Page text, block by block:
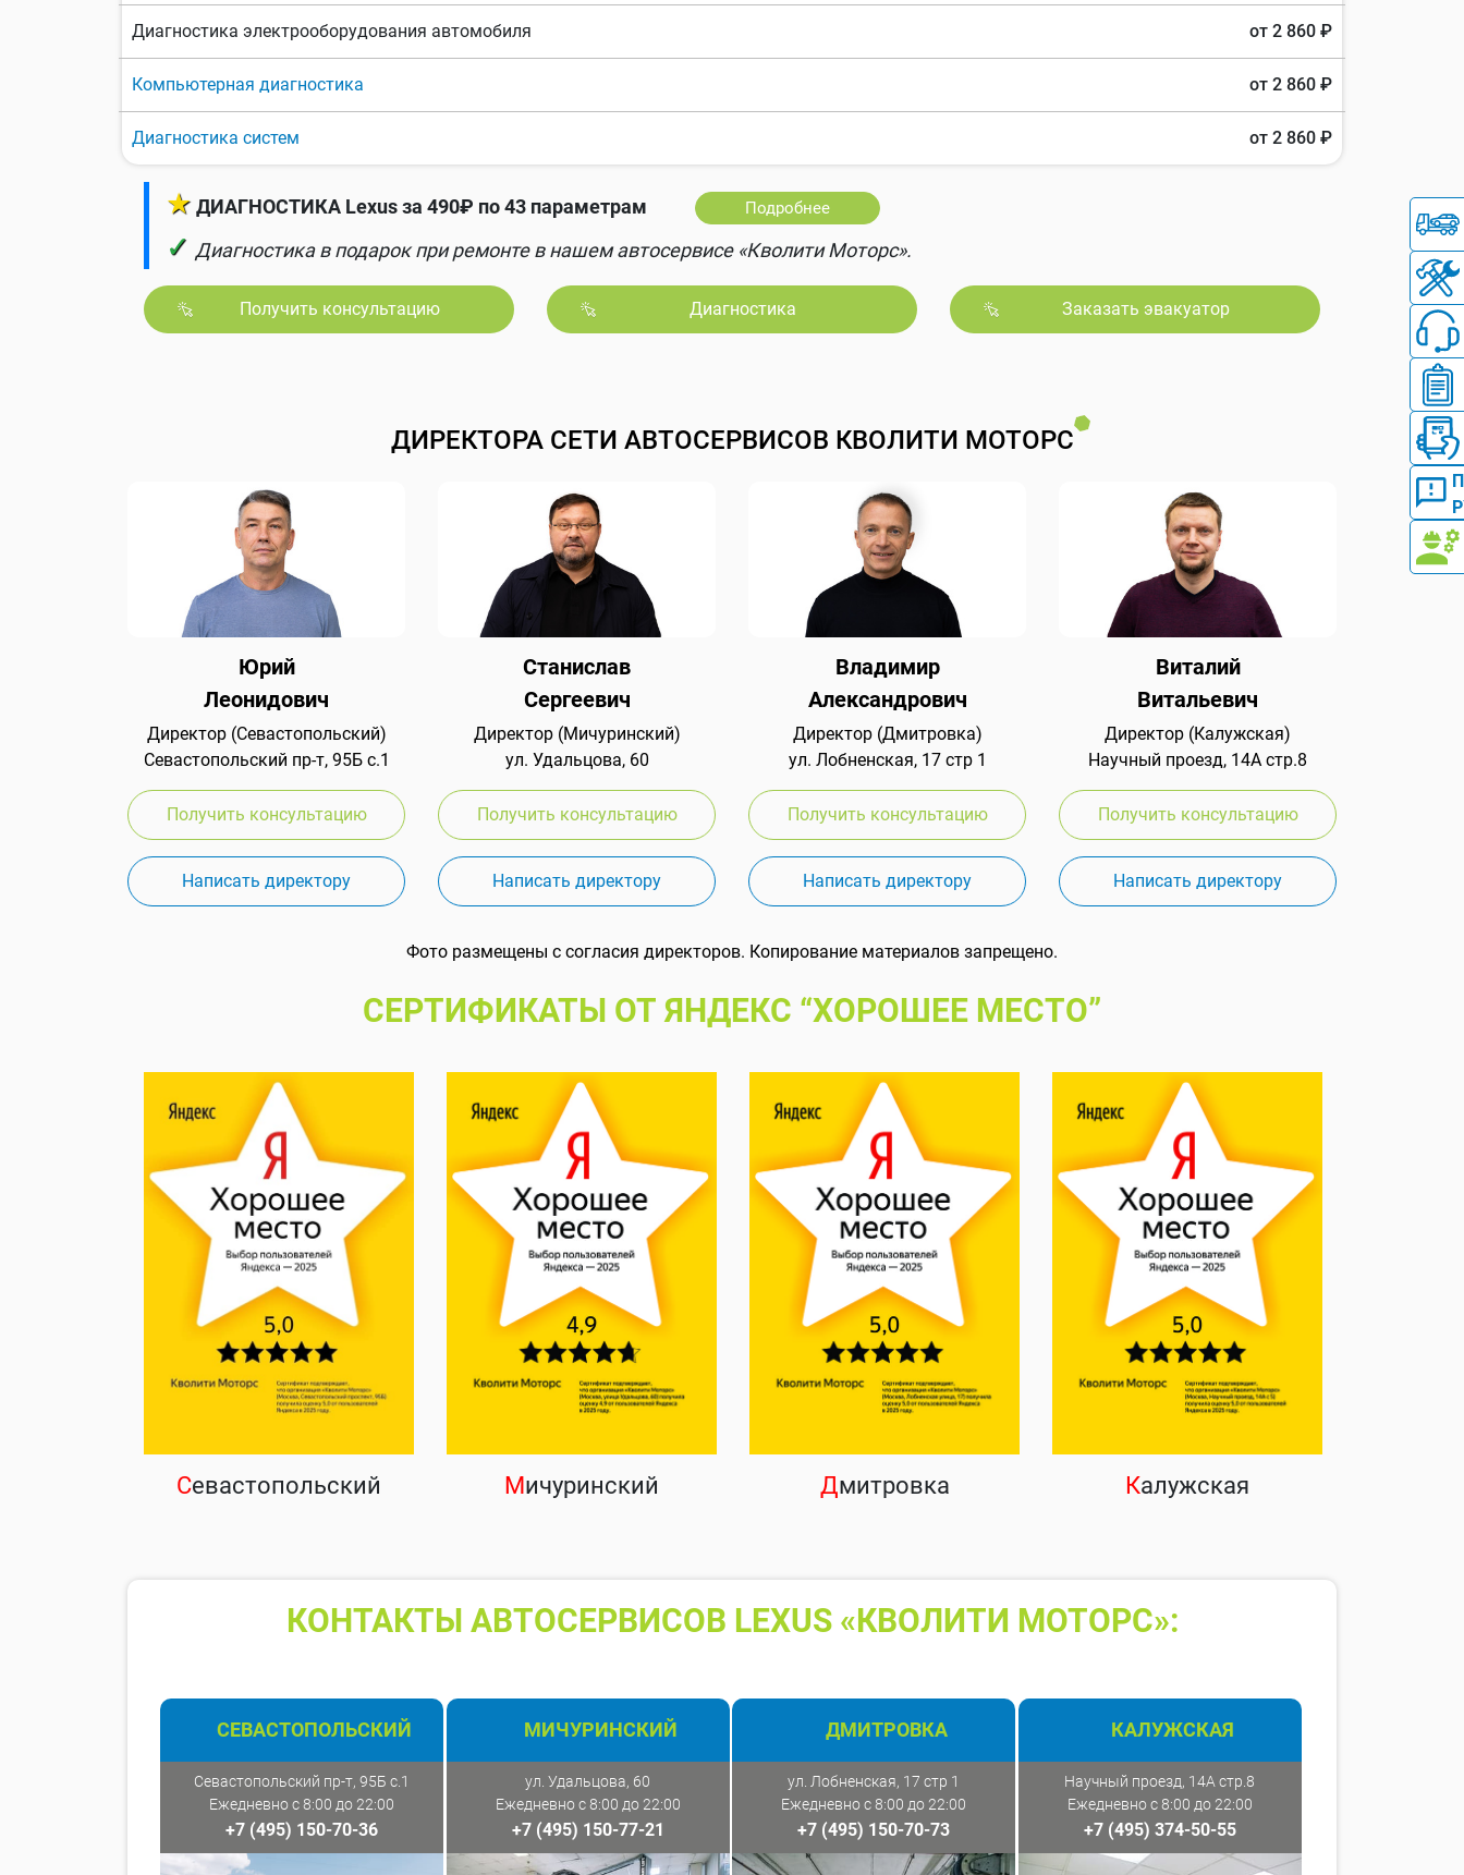
Диагностика электрооборудования автомобиля от 2 860 ₽
Компьютерная диагностика от 2 860 ₽
Диагностика систем от 2 860 ₽
★ ДИАГНОСТИКА Lexus за 490₽ по 43 параметрам Подробнее
✓ Диагностика в подарок при ремонте в нашем автосервисе «Кволити Моторс».
Получить консультацию Диагностика Заказать эвакуатор
ДИРЕКТОРА СЕТИ АВТОСЕРВИСОВ КВОЛИТИ МОТОРС
Юрий
Леонидович
Директор (Севастопольский)
Севастопольский пр-т, 95Б с.1
Получить консультацию
Написать директору
Станислав
Сергеевич
Директор (Мичуринский)
ул. Удальцова, 60
Получить консультацию
Написать директору
Владимир
Александрович
Директор (Дмитровка)
ул. Лобненская, 17 стр 1
Получить консультацию
Написать директору
Виталий
Витальевич
Директор (Калужская)
Научный проезд, 14А стр.8
Получить консультацию
Написать директору
Фото размещены с согласия директоров. Копирование материалов запрещено.
СЕРТИФИКАТЫ ОТ ЯНДЕКС “ХОРОШЕЕ МЕСТО”
Севастопольский Мичуринский Дмитровка Калужская
КОНТАКТЫ АВТОСЕРВИСОВ LEXUS «КВОЛИТИ МОТОРС»:
СЕВАСТОПОЛЬСКИЙ
Севастопольский пр-т, 95Б с.1
Ежедневно с 8:00 до 22:00
+7 (495) 150-70-36
МИЧУРИНСКИЙ
ул. Удальцова, 60
Ежедневно с 8:00 до 22:00
+7 (495) 150-77-21
ДМИТРОВКА
ул. Лобненская, 17 стр 1
Ежедневно с 8:00 до 22:00
+7 (495) 150-70-73
КАЛУЖСКАЯ
Научный проезд, 14А стр.8
Ежедневно с 8:00 до 22:00
+7 (495) 374-50-55